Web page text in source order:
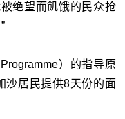
绝望而飢饿的民众抢
）的指导原
沙居民提供8天份的面